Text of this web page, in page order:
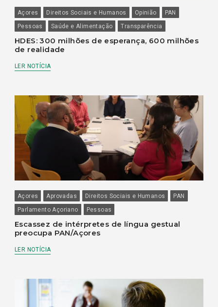
Açores Direitos Sociais e Humanos Opinião
PAN
Pessoas
Saúde e Alimentação Transparência
HDES: 300 milhões de esperança, 600 milhões
de realidade
LER NOTÍCIA
Açores Aprovadas Direitos Sociais e Humanos
PAN
Parlamento Açoriano
Pessoas
Escassez de intérpretes de língua gestual
preocupa PAN/Açores
LER NOTÍCIA